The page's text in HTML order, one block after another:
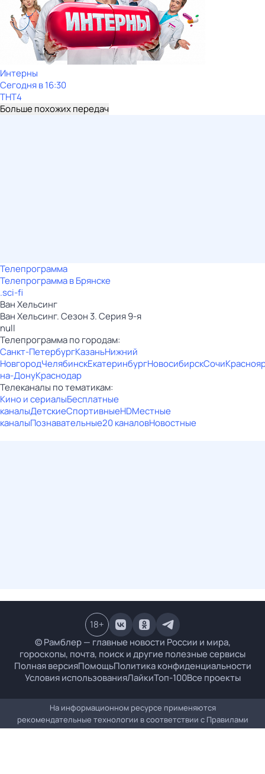
Интерны
Сегодня в 16:30
ТНТ4
Больше похожих передач
Телепрограмма
Телепрограмма в Брянске
.sci-fi
Ван Хельсинг
Ван Хельсинг. Сезон 3. Серия 9-я
null
Телепрограмма по городам:
Санкт-ПетербургКазаньНижний
НовгородЧелябинскЕкатеринбургНовосибирскСочи
на-ДонуКраснодар
Телеканалы по тематикам:
Кино и сериалыБесплатные
каналыДетскиеСпортивныеHDМестные
каналыПознавательные20 каналовНовостные
© Рамблер — главные новости России и мира,
гороскопы, почта, поиск и другие полезные сервисы
Полная версияПомощьПолитика конфиденциальности
Условия использованияЛайкиТоп-100Все проекты
18+
На информационном ресурсе применяются
рекомендательные технологии в соответствии с Правилами